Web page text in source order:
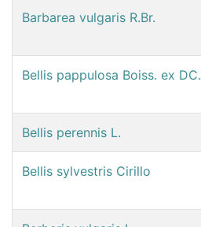
Barbarea vulgaris R.Br.
Bellis pappulosa Boiss. ex DC.
Bellis perennis L.
Bellis sylvestris Cirillo